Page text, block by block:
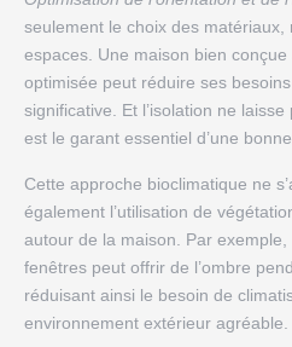
seulement le choix des
espaces. Une maison bien
optimisée peut réduire ses
significative. Et l’isolation ne
est le garant essentiel d’une
Cette approche bioclimatique ne
également l’utilisation de
autour de la maison. Par
fenêtres peut offrir de l’ombre
réduisant ainsi le besoin de
environnement extérieur agréable.